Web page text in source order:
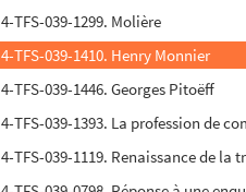
4-TFS-039-1299. Molière
4-TFS-039-1410. Henry Monnier
4-TFS-039-1446. Georges Pitoëff
4-TFS-039-1393. La profession de
4-TFS-039-1119. Renaissance de